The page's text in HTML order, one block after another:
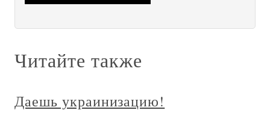
Читайте также
Даешь украинизацию!